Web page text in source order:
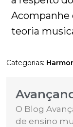
Acompanhe
teoria
Categorias:
O Blog
de ensino